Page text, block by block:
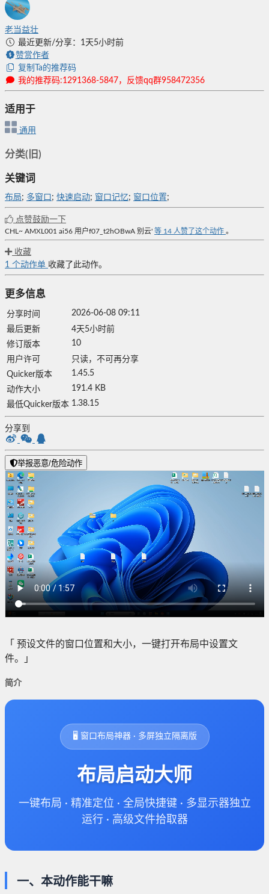
老当益壮
最近更新/分享：1天5小时前
赞赏作者
复制Ta的推荐码
我的推荐码:1291368-5847，反馈qq群958472356
适用于
通用
分类(旧)
关键词
布局; 多窗口 ; 快速启动; 窗口记忆; 窗口位置;
点赞鼓励一下
CHL~ AMXL001 ai56 用户f07_t2hOBwA 别云' 等 14 人赞了这个动作 。
收藏
1 个动作单 收藏了此动作。
更多信息
分享时间
2026-06-08 09:11
最后更新
4天5小时前
修订版本
10
用户许可
只读，不可再分享
Quicker版本
1.45.5
动作大小
191.4 KB
最低Quicker版本 1.38.15
分享到
举报恶意/危险动作
「 预设文件的窗口位置和大小，一键打开布局中设置文
件。」
简介
🖥️ 窗口布局神器 · 多屏独立隔离版
布局启动大师
一键布局 · 精准定位 · 全局快捷键 · 多显示器独立
运行 · 高级文件拾取器
一、本动作能干嘛